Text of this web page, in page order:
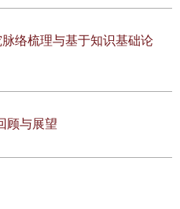
脉络梳理与基于知识基础论
顾与展望